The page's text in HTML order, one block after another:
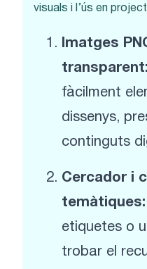
visuals i l’ús en
Imatges
transparent:
fàcilment
dissenys,
continguts
Cercador i
temàtiques:
etiquetes o
trobar el